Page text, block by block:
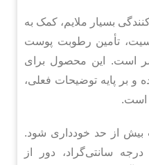
بسیار ملایم، کمک به
تأمین رطوبت پوست
است. این محصول برای
پایه توضیحات فعلی،
است.
بیش از حد خودداری شود.
محصول در دمای ۱۵ تا ۳۰ درجه سانتی‌گراد، دور از